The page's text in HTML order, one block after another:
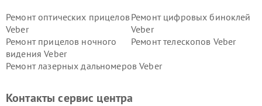
Ремонт оптических прицелов
Veber
Ремонт цифровых биноклей
Veber
Ремонт прицелов ночного
видения Veber
Ремонт телескопов Veber
Ремонт лазерных дальномеров Veber
Контакты сервис центра